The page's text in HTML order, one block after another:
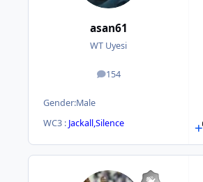
asan61
WT Uyesi
154
posts
Gender:Male
WC3 : Jackall,Silence